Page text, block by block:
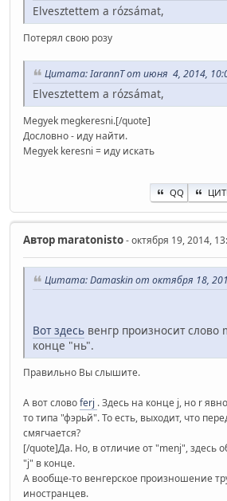
Elvesztettem a rózsámat,
Потерял свою розу
Цитата: IarannT от июня 4, 2014,
Elvesztettem a rózsámat,
Megyek megkeresni.[/quote]
Дословно - иду найти.
Megyek keresni = иду искать
QQ
Автор maratonisto- октября 19, 2014,
Цитата: Damaskin от октября 18,
Вот здесь венгр произносит
конце "нь".
Правильно Вы слышите.
А вот словоferj . Здесь на конце j, но r
то типа "фэрьй". То есть, выходит, что
смягчается?
[/quote]Да. Но, в отличие от "menj", здесь
"j" в конце.
А вообще-то венгерское произношение
иностранцев.